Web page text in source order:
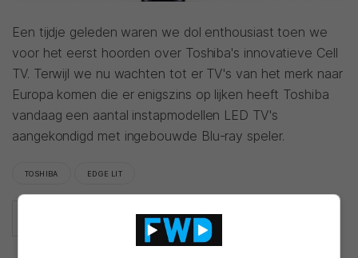
Een tijdje geleden waren we dol enthousiast toen we
voor het eerst hoorden over Toshiba's innovatieve Cell
TV. Terwijl we nu wachten tot er TV's van het merk naar
Europa komen die er enigszins op lijken heeft Toshiba
vandaag een aantal instapmodellen LED TV's
aangekondigd met ingebouwde Blu-ray speler.
TOSHIBA EDGE LIT